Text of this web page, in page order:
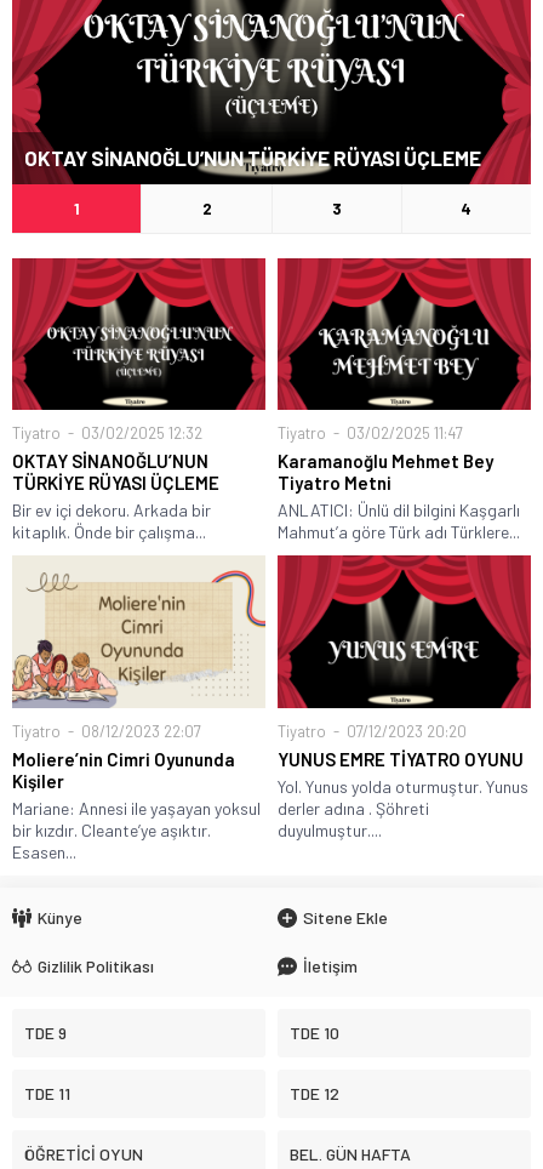
OKTAY SİNANOĞLU’NUN TÜRKİYE RÜYASI ÜÇLEME
1 2 3 4
Tiyatro 03/02/2025 12:32
OKTAY SİNANOĞLU’NUN
TÜRKİYE RÜYASI ÜÇLEME
Bir ev içi dekoru. Arkada bir
kitaplık. Önde bir çalışma...
Tiyatro 03/02/2025 11:47
Karamanoğlu Mehmet Bey
Tiyatro Metni
ANLATICI: Ünlü dil bilgini Kaşgarlı
Mahmut’a göre Türk adı Türklere...
Tiyatro 08/12/2023 22:07
Moliere’nin Cimri Oyununda
Kişiler
Mariane: Annesi ile yaşayan yoksul
bir kızdır. Cleante’ye aşıktır.
Esasen...
Tiyatro 07/12/2023 20:20
YUNUS EMRE TİYATRO OYUNU
Yol. Yunus yolda oturmuştur. Yunus
derler adına . Şöhreti
duyulmuştur....
Künye Sitene Ekle
Gizlilik Politikası İletişim
TDE 9 TDE 10
TDE 11 TDE 12
ÖĞRETİCİ OYUN BEL. GÜN HAFTA